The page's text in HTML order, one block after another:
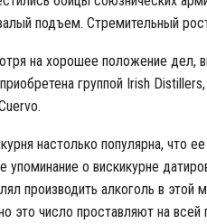
подъем. Стремительный
на хорошее положение дел,
группой Irish
настолько популярна, что
упоминание о вискикурне
производить алкоголь в
это число проставляют на всей